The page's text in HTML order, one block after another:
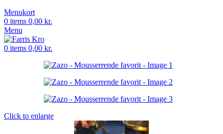
Menukort
0 items 0,00 kr.
Menu
0 items 0,00 kr.
Click to enlarge